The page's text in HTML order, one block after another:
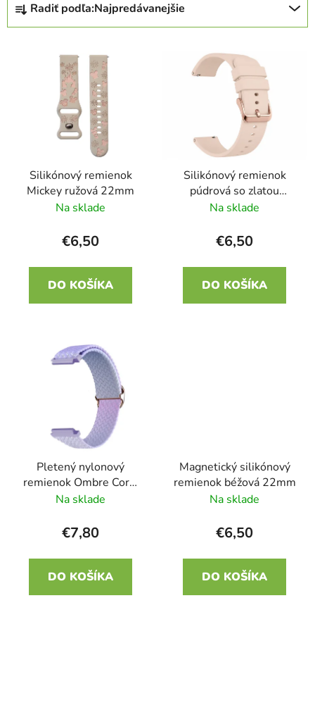
d
Radiť podľa:Najpredávanejšie
Silikónový remienok
Mickey ružová 22mm
Na sklade
€6,50
DO KOŠÍKA
Silikónový remienok
púdrová so zlatou
sponou 22 mm
Na sklade
€6,50
DO KOŠÍKA
Pletený nylonový
remienok Ombre Coral
22mm
Na sklade
€7,80
DO KOŠÍKA
Magnetický silikónový
remienok béžová 22mm
Na sklade
€6,50
DO KOŠÍKA